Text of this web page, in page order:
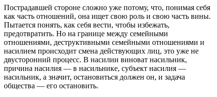
Пострадавшей стороне сложно уже потому, что, понимая себя
как часть отношений, она ищет свою роль и свою часть вины.
Пытается понять, как себя вести, чтобы избежать,
предотвратить. Но на границе между семейными
отношениями, деструктивными семейными отношениями и
насилием происходит смена действующих лиц, это уже не
двусторонний процесс. В насилии виноват насильник,
причина насилия — в насильнике, субъект насилия —
насильник, а значит, остановиться должен он, и задача
общества — его остановить.